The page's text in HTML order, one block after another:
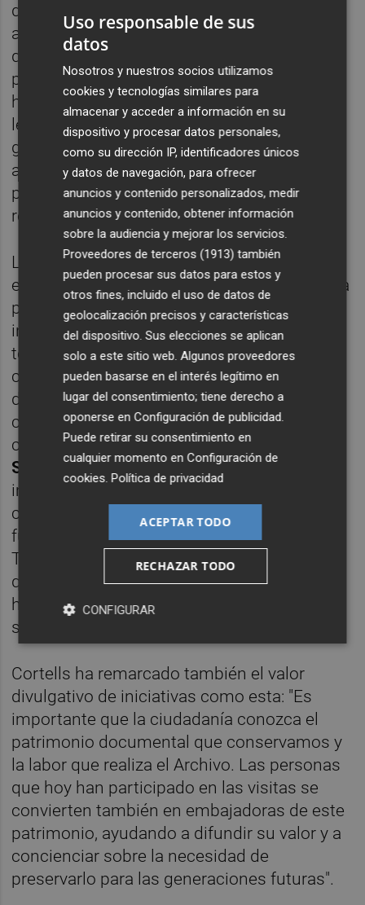
del siglo XIX e inicios del XX; alguna película
afectada por el síndrome del vinagre, por lo
que desprende un olor peculiar; y algunas
partituras de Francesc Tàrrega. Asimismo,
ha avanzado que el estudio y análisis del
legado documental relacionado con el
guitarrista vila-realense constituye
actualmente uno de los principales
proyectos de investigación del Archivo, con
resultados y hallazgos de gran interés.
Las visitas han propiciado también un
espacio de diálogo con la ciudadanía, que ha
podido formular preguntas, compartir
información y conocer de cerca el trabajo
técnico que se desarrolla diariamente para
conservar, catalogar y difundir el patrimonio
documental municipal. La jornada ha
contado igualmente con la participación del
concejal responsable del Archivo Municipal,
Santi Cortells, quien ha destacado la
importancia de abrir este servicio a la
ciudadanía. "El Archivo conserva una parte
fundamental de nuestra identidad colectiva.
Todo lo que atesora nos ayuda a entender
quiénes somos, de dónde venimos y cómo
ha evolucionado Vila-real a lo largo de los
siglos", ha señalado.
Cortells ha remarcado también el valor
divulgativo de iniciativas como esta: "Es
importante que la ciudadanía conozca el
patrimonio documental que conservamos y
la labor que realiza el Archivo. Las personas
que hoy han participado en las visitas se
convierten también en embajadoras de este
patrimonio, ayudando a difundir su valor y a
concienciar sobre la necesidad de
preservarlo para las generaciones futuras".
Uso responsable de sus
datos
Nosotros y nuestros socios utilizamos
cookies y tecnologías similares para
almacenar y acceder a información en su
dispositivo y procesar datos personales,
como su dirección IP, identificadores únicos
y datos de navegación, para ofrecer
anuncios y contenido personalizados, medir
anuncios y contenido, obtener información
sobre la audiencia y mejorar los servicios.
Proveedores de terceros (1913) también
pueden procesar sus datos para estos y
otros fines, incluido el uso de datos de
geolocalización precisos y características
del dispositivo. Sus elecciones se aplican
solo a este sitio web. Algunos proveedores
pueden basarse en el interés legítimo en
lugar del consentimiento; tiene derecho a
oponerse enConfiguración de publicidad.
Puede retirar su consentimiento en
cualquier momento enConfiguración de
cookies.Política de privacidad
ACEPTAR TODO
RECHAZAR TODO
CONFIGURAR